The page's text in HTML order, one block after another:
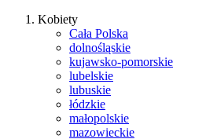
Kobiety
Cała Polska
dolnośląskie
kujawsko-pomorskie
lubelskie
lubuskie
łódzkie
małopolskie
mazowieckie